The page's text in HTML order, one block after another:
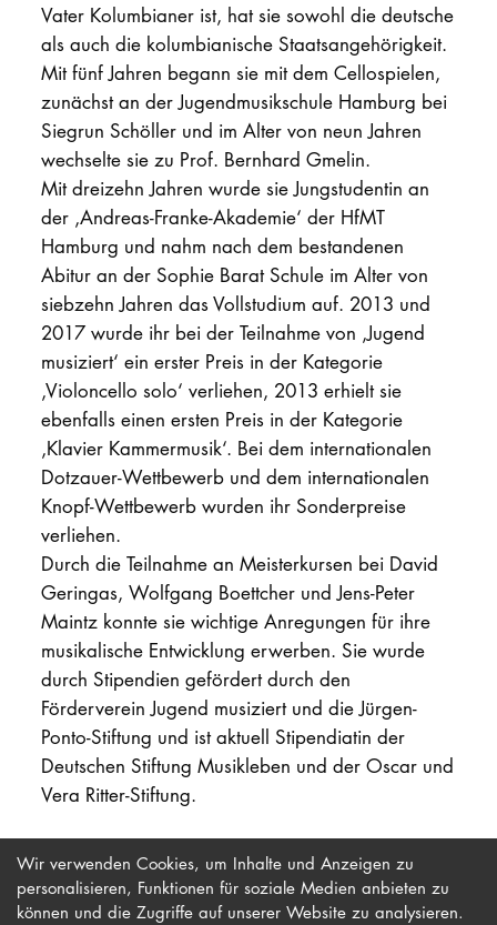
Vater Kolumbianer ist, hat sie sowohl die deutsche
als auch die kolumbianische Staatsangehörigkeit.
Mit fünf Jahren begann sie mit dem Cellospielen,
zunächst an der Jugendmusikschule Hamburg bei
Siegrun Schöller und im Alter von neun Jahren
wechselte sie zu Prof. Bernhard Gmelin.
Mit dreizehn Jahren wurde sie Jungstudentin an
der ‚Andreas-Franke-Akademie‘ der HfMT
Hamburg und nahm nach dem bestandenen
Abitur an der Sophie Barat Schule im Alter von
siebzehn Jahren das Vollstudium auf. 2013 und
2017 wurde ihr bei der Teilnahme von ‚Jugend
musiziert‘ ein erster Preis in der Kategorie
‚Violoncello solo‘ verliehen, 2013 erhielt sie
ebenfalls einen ersten Preis in der Kategorie
‚Klavier Kammermusik‘. Bei dem internationalen
Dotzauer-Wettbewerb und dem internationalen
Knopf-Wettbewerb wurden ihr Sonderpreise
verliehen.
Durch die Teilnahme an Meisterkursen bei David
Geringas, Wolfgang Boettcher und Jens-Peter
Maintz konnte sie wichtige Anregungen für ihre
musikalische Entwicklung erwerben. Sie wurde
durch Stipendien gefördert durch den
Förderverein Jugend musiziert und die Jürgen-
Ponto-Stiftung und ist aktuell Stipendiatin der
Deutschen Stiftung Musikleben und der Oscar und
Vera Ritter-Stiftung.
zurück
Wir verwenden Cookies, um Inhalte und Anzeigen zu
personalisieren, Funktionen für soziale Medien anbieten zu
können und die Zugriffe auf unserer Website zu analysieren.